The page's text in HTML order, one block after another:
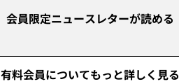
会員限定ニュースレターが読める
有料会員についてもっと詳しく見る